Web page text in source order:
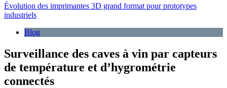
Évolution des imprimantes 3D grand format pour prototypes
industriels
Blog
Surveillance des caves à vin par capteurs
de température et d’hygrométrie
connectés